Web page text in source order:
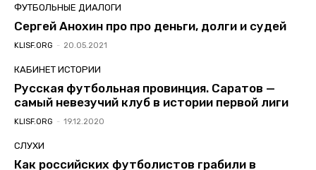
ФУТБОЛЬНЫЕ ДИАЛОГИ
Сергей Анохин про про деньги, долги и судей
KLISF.ORG - 20.05.2021
КАБИНЕТ ИСТОРИИ
Русская футбольная провинция. Саратов —
самый невезучий клуб в истории первой лиги
KLISF.ORG - 19.12.2020
СЛУХИ
Как российских футболистов грабили в